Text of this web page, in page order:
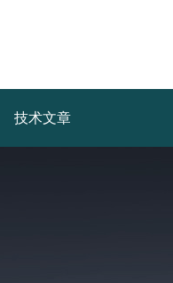
技术文章